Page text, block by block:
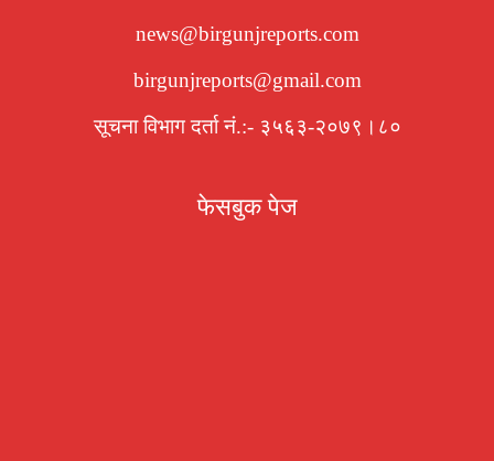
news@birgunjreports.com
birgunjreports@gmail.com
सूचना विभाग दर्ता नं.:- ३५६३-२०७९।८०
फेसबुक पेज